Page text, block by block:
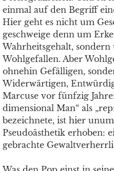
einmal auf den Begriff
Hier geht es nicht um
geschweige denn um
Wahrheitsgehalt, sondern
Wohlgefallen. Aber
ohnehin Gefälligen,
Widerwärtigen,
Marcuse vor fünfzig
dimensional Man“ als
bezeichnete, ist hier
Pseudoästhetik erhoben:
gebrachte